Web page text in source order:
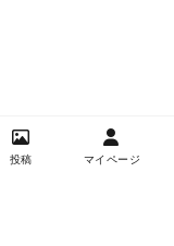
投稿 マイページ